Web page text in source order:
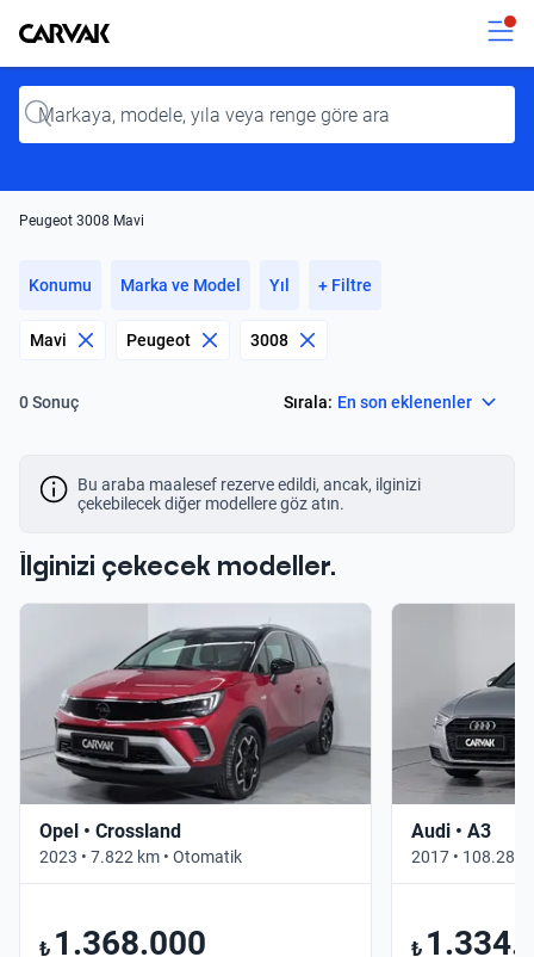
Kavak
Input
Peugeot 3008 Mavi
Konumu Marka ve Model Yıl + Filtre
Mavi Peugeot 3008
0 Sonuç Sırala: En son eklenenler
Bu araba maalesef rezerve edildi, ancak, ilginizi
çekebilecek diğer modellere göz atın.
İlginizi çekecek modeller.
Opel • Crossland
2023 • 7.822 km • Otomatik
₺ 1.368.000
Audi • A3
2017 • 108.283
₺